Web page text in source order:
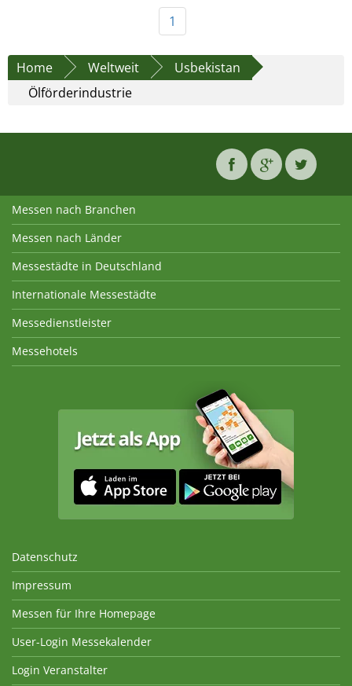
1
Home Weltweit
Usbekistan
Ölförderindustrie
Messen nach Branchen
Messen nach Länder
Messestädte in Deutschland
Internationale Messestädte
Messedienstleister
Messehotels
Datenschutz
Impressum
Messen für Ihre Homepage
User-Login Messekalender
Login Veranstalter